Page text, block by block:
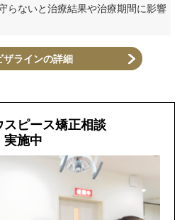
らないと治療結果や治療期間に影響
ザラインの詳細
スピース矯正相談
実施中